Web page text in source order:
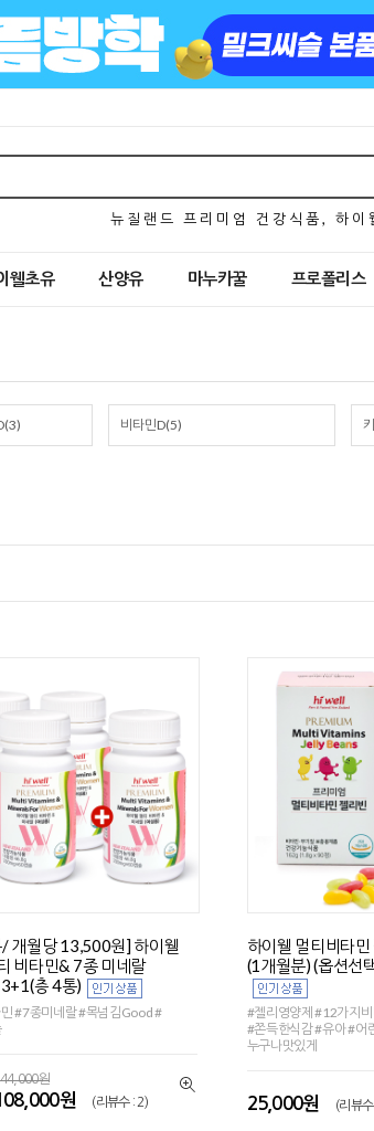
뉴 질 랜 드 프 리 미 엄 건 강 식 품 , 하 이
웰초유 산양유 마누카꿀 프로폴리스
비타민D(5)
개월당 13,500원] 하이웰
비타민& 7종 미네랄
총 4통)
#7종미네랄 #목넘김Good #
원
원 (리뷰수 : 2)
하이웰 멀티비타
(1개월분) (옵션선
#젤리영양제 #12가지
#쫀득한식감 #유아 #어
누구나맛있게
25,000원 (리뷰